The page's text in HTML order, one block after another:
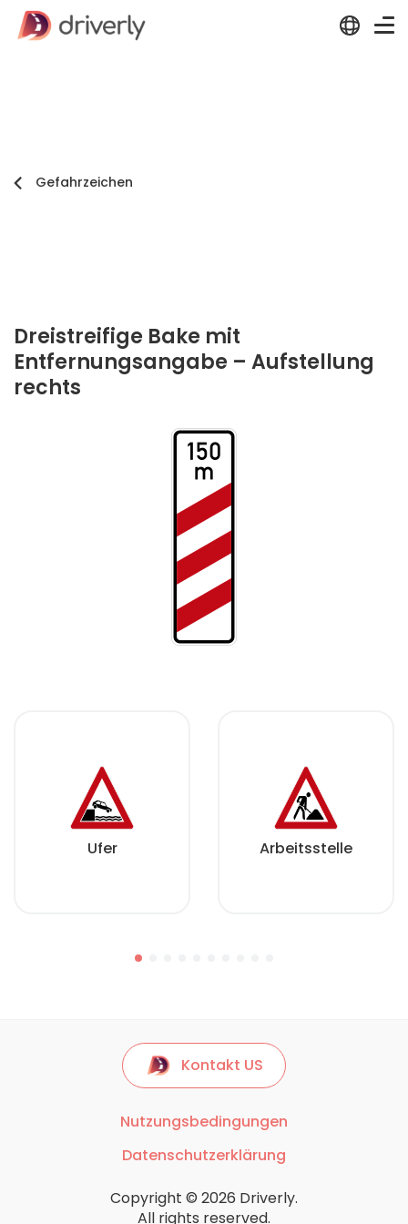
Gefahrzeichen
Dreistreifige Bake mit
Entfernungsangabe – Aufstellung
rechts
Ufer Arbeitsstelle
Kontakt US
Nutzungsbedingungen
Datenschutzerklärung
Copyright © 2026 Driverly.
All rights reserved.